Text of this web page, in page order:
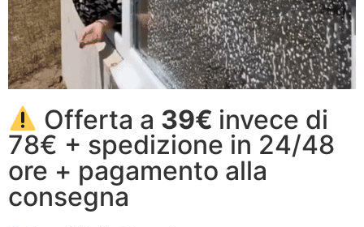
Offerta a 39€ invece di
78€ + spedizione in 24/48
ore + pagamento alla
consegna